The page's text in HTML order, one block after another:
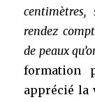
rendez
de peaux
formation
apprécié la